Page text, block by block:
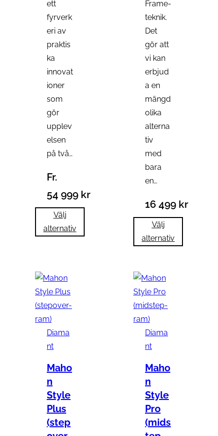
ett
fyrverk
eri av
praktis
ka
innovat
ioner
som
gör
upplev
elsen
på två…
Fr.
54 999 kr
Välj
alternativ
Frame-
teknik.
Det
gör att
vi kan
erbjud
a en
mängd
olika
alterna
tiv
med
bara
en…
16 499 kr
Välj
alternativ
Diama
nt
Maho
n
Style
Plus
(step
Diama
nt
Maho
n
Style
Pro
(mids